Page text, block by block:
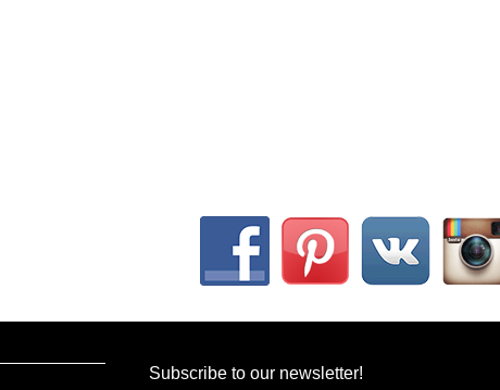
Subscribe to our newsletter!